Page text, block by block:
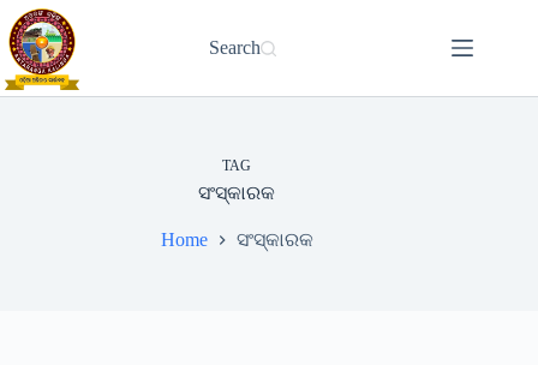
Skip
to
content
Search
TAG
ସଂସ୍କାରକ
Home ସଂସ୍କାରକ